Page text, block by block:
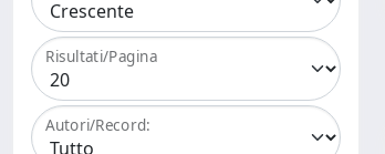
Risultati/Pagina
Autori/Record: